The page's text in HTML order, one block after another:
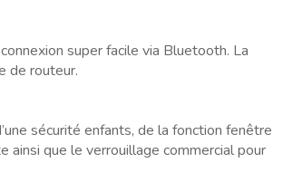
super facile via Bluetooth. La
de routeur.
sécurité enfants, de la fonction fenêtre
que le verrouillage commercial pour